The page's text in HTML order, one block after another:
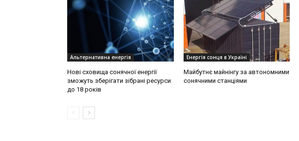
Альтернативна енергія
Нові сховища сонячної енергії
зможуть зберігати зібрані ресурси
до 18 років
Енергія сонця в Україні
Майбутнє майнінгу за автономними
сонячними станціями